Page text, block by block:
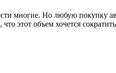
многие. Но любую покупку
этот объем хочется